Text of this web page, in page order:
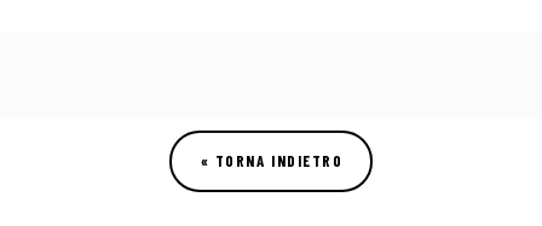
Comunicati